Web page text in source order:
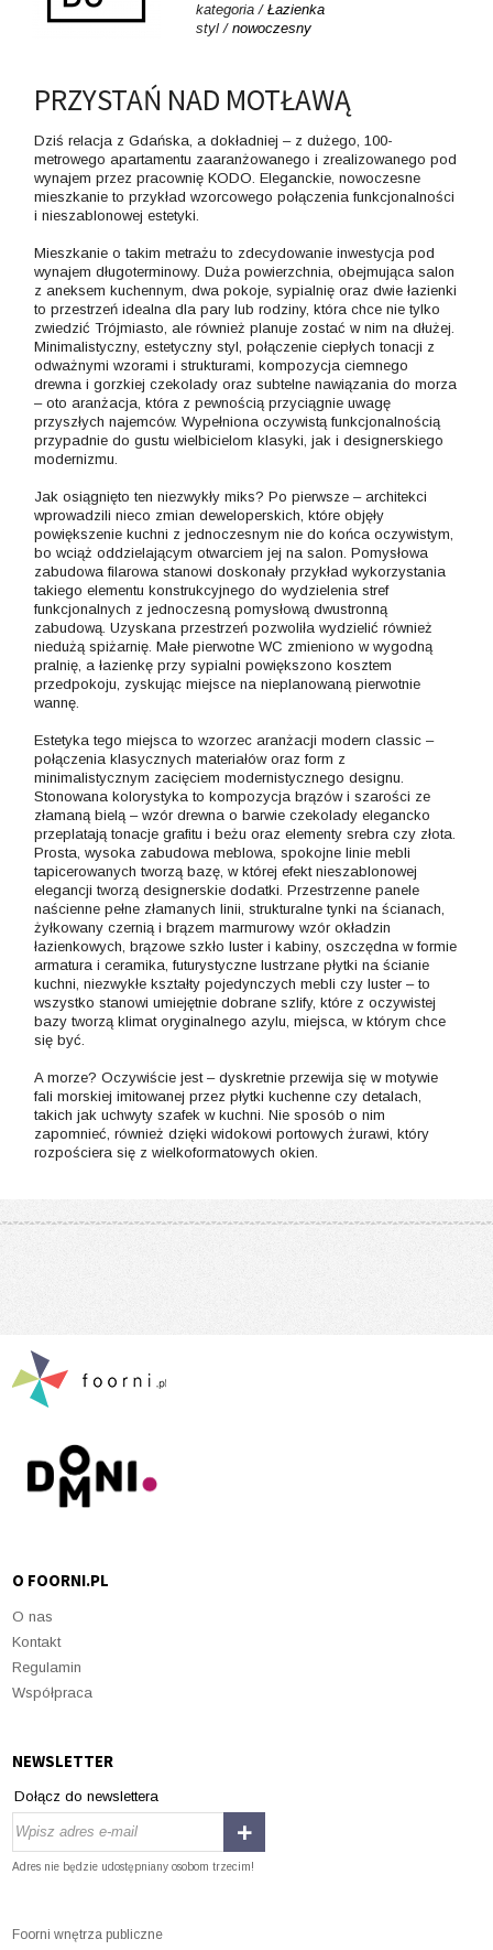
kategoria / Łazienka
styl / nowoczesny
PRZYSTAŃ NAD MOTŁAWĄ
Dziś relacja z Gdańska, a dokładniej – z dużego, 100-
metrowego apartamentu zaaranżowanego i zrealizowanego pod
wynajem przez pracownię KODO. Eleganckie, nowoczesne
mieszkanie to przykład wzorcowego połączenia funkcjonalności
i nieszablonowej estetyki.
Mieszkanie o takim metrażu to zdecydowanie inwestycja pod
wynajem długoterminowy. Duża powierzchnia, obejmująca salon
z aneksem kuchennym, dwa pokoje, sypialnię oraz dwie łazienki
to przestrzeń idealna dla pary lub rodziny, która chce nie tylko
zwiedzić Trójmiasto, ale również planuje zostać w nim na dłużej.
Minimalistyczny, estetyczny styl, połączenie ciepłych tonacji z
odważnymi wzorami i strukturami, kompozycja ciemnego
drewna i gorzkiej czekolady oraz subtelne nawiązania do morza
– oto aranżacja, która z pewnością przyciągnie uwagę
przyszłych najemców. Wypełniona oczywistą funkcjonalnością
przypadnie do gustu wielbicielom klasyki, jak i designerskiego
modernizmu.
Jak osiągnięto ten niezwykły miks? Po pierwsze – architekci
wprowadzili nieco zmian deweloperskich, które objęły
powiększenie kuchni z jednoczesnym nie do końca oczywistym,
bo wciąż oddzielającym otwarciem jej na salon. Pomysłowa
zabudowa filarowa stanowi doskonały przykład wykorzystania
takiego elementu konstrukcyjnego do wydzielenia stref
funkcjonalnych z jednoczesną pomysłową dwustronną
zabudową. Uzyskana przestrzeń pozwoliła wydzielić również
niedużą spiżarnię. Małe pierwotne WC zmieniono w wygodną
pralnię, a łazienkę przy sypialni powiększono kosztem
przedpokoju, zyskując miejsce na nieplanowaną pierwotnie
wannę.
Estetyka tego miejsca to wzorzec aranżacji modern classic –
połączenia klasycznych materiałów oraz form z
minimalistycznym zacięciem modernistycznego designu.
Stonowana kolorystyka to kompozycja brązów i szarości ze
złamaną bielą – wzór drewna o barwie czekolady elegancko
przeplatają tonacje grafitu i beżu oraz elementy srebra czy złota.
Prosta, wysoka zabudowa meblowa, spokojne linie mebli
tapicerowanych tworzą bazę, w której efekt nieszablonowej
elegancji tworzą designerskie dodatki. Przestrzenne panele
naścienne pełne złamanych linii, strukturalne tynki na ścianach,
żyłkowany czernią i brązem marmurowy wzór okładzin
łazienkowych, brązowe szkło luster i kabiny, oszczędna w formie
armatura i ceramika, futurystyczne lustrzane płytki na ścianie
kuchni, niezwykłe kształty pojedynczych mebli czy luster – to
wszystko stanowi umiejętnie dobrane szlify, które z oczywistej
bazy tworzą klimat oryginalnego azylu, miejsca, w którym chce
się być.
A morze? Oczywiście jest – dyskretnie przewija się w motywie
fali morskiej imitowanej przez płytki kuchenne czy detalach,
takich jak uchwyty szafek w kuchni. Nie sposób o nim
zapomnieć, również dzięki widokowi portowych żurawi, który
rozpościera się z wielkoformatowych okien.
O FOORNI.PL
O nas
Kontakt
Regulamin
Współpraca
NEWSLETTER
Dołącz do newslettera
Adres nie będzie udostępniany osobom trzecim!
Foorni wnętrza publiczne